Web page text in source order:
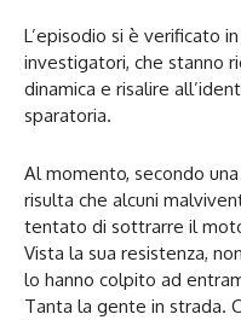
L’episodio si è verificato
investigatori, che stanno
dinamica e risalire
sparatoria.
Al momento, secondo
risulta che alcuni
tentato di sottrarre il
Vista la sua resistenza,
lo hanno colpito ad
Tanta la gente in strada.